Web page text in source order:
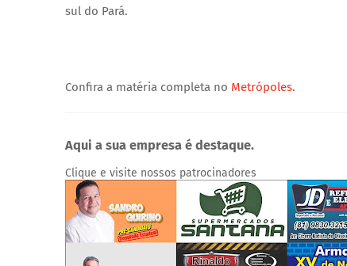
sul do Pará.
Confira a matéria completa no Metrópoles.
Aqui a sua empresa é destaque.
Clique e visite nossos patrocinadores